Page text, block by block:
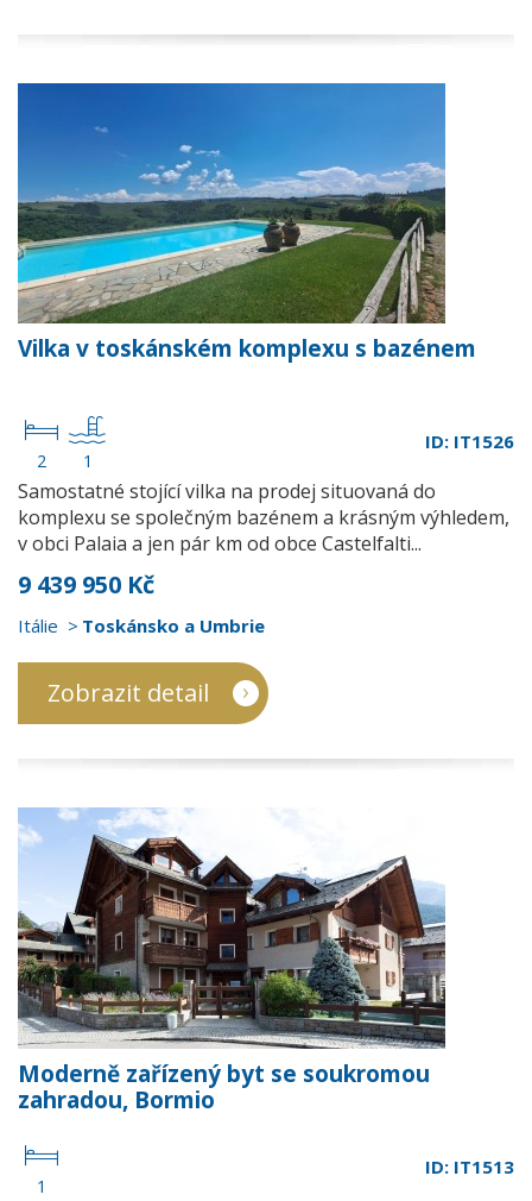
Vilka v toskánském komplexu s bazénem
2 1
ID: IT1526
Samostatné stojící vilka na prodej situovaná do
komplexu se společným bazénem a krásným výhledem,
v obci Palaia a jen pár km od obce Castelfalti...
9 439 950 Kč
Itálie Toskánsko a Umbrie
Zobrazit detail
Moderně zařízený byt se soukromou
zahradou, Bormio
1
ID: IT1513